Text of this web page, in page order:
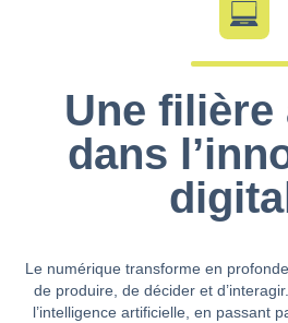
Une filière
dans
Le numérique transforme en
de produire, de décider et
l’intelligence artificielle, en passant